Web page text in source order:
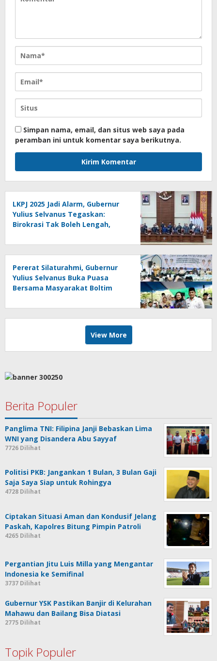
Simpan nama, email, dan situs web saya pada
peramban ini untuk komentar saya berikutnya.
LKPJ 2025 Jadi Alarm, Gubernur
Yulius Selvanus Tegaskan:
Birokrasi Tak Boleh Lengah,
Pererat Silaturahmi, Gubernur
Yulius Selvanus Buka Puasa
Bersama Masyarakat Boltim
View More
Berita Populer
Panglima TNI: Filipina Janji Bebaskan Lima
WNI yang Disandera Abu Sayyaf
7726 Dilihat
Politisi PKB: Jangankan 1 Bulan, 3 Bulan Gaji
Saja Saya Siap untuk Rohingya
4728 Dilihat
Ciptakan Situasi Aman dan Kondusif Jelang
Paskah, Kapolres Bitung Pimpin Patroli
4265 Dilihat
Pergantian Jitu Luis Milla yang Mengantar
Indonesia ke Semifinal
3737 Dilihat
Gubernur YSK Pastikan Banjir di Kelurahan
Mahawu dan Bailang Bisa Diatasi
2775 Dilihat
Topik Populer